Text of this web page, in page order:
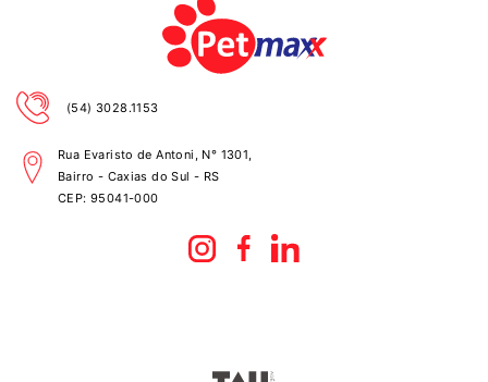
(54) 3028.1153
Rua Evaristo de Antoni, N° 1301,
Bairro - Caxias do Sul - RS
CEP: 95041-000